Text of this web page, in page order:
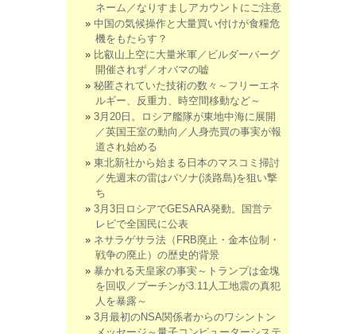
ネーム／なりすましアカウントにご注意
中国の気候操作と大量買い付けが食糧危
機をもたらす？
比叡山上空に大量米軍／ビルダーバーグ
開催されず／オバマの嘘
秘匿されていた技術の数々～フリーエネ
ルギー、反重力、時空間移動など～
3月20日。ロシア艦隊が東地中海に展開
／英国王室の動向／人身売買の事実が報
道され始める
東北新社から始まる日本のマスコミ掃討
／先週末の雷はパソナ(淡路島)を狙い撃
ち
3月3日ロシアでGESARA発動。国営テ
レビで全国民に公表
ネサラゲサラ法（FRB廃止・金本位制・
戦争の廃止）の歴史的背景
暴かれる天皇家の事実～トランプは金塊
を回収／プーチンが3.11人工地震の真犯
人を暴露～
3月最初のNSA関係者からのワシントン